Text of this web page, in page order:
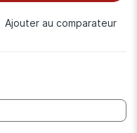
Ajouter au comparateur